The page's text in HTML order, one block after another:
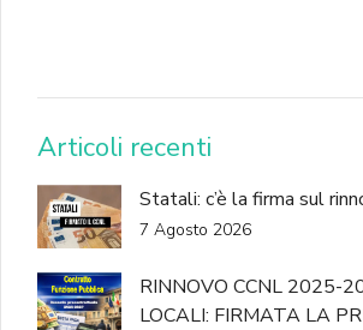
DONA
Articoli recenti
Statali: c’è la firma sul
7 Agosto 2026
RINNOVO CCNL 2025-
LOCALI: FIRMATA LA